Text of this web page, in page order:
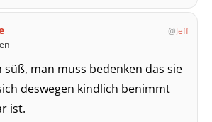
Jeff
süß, man muss bedenken das sie
deswegen kindlich benimmt
ist.